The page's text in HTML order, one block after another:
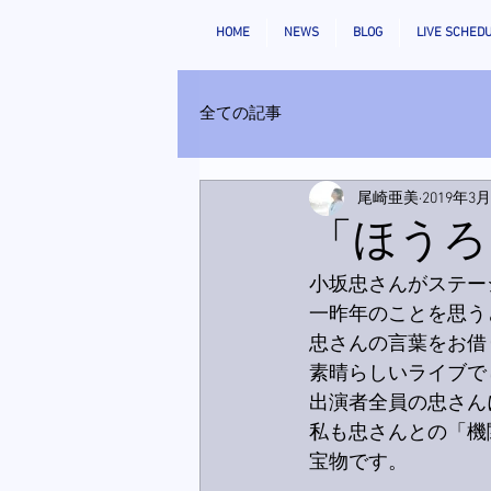
HOME NEWS BLOG LIVE
全ての記事
「ほう
尾崎亜美 2019年3
小坂忠さんがステ
一昨年のことを思
忠さんの言葉をお
素晴らしいライブ
出演者全員の忠さ
私も忠さんとの「
宝物です。